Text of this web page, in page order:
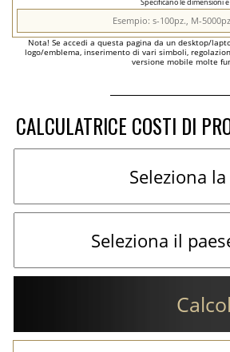
Nota! Se accedi a questa pagina da un desktop/
logo/emblema, inserimento di vari simboli,
versione mobile molte
CALCULATRICE COSTI DI